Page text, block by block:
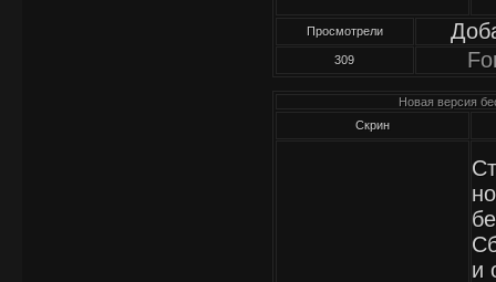
Просмотрели
309
Новая версия
Скрин
и